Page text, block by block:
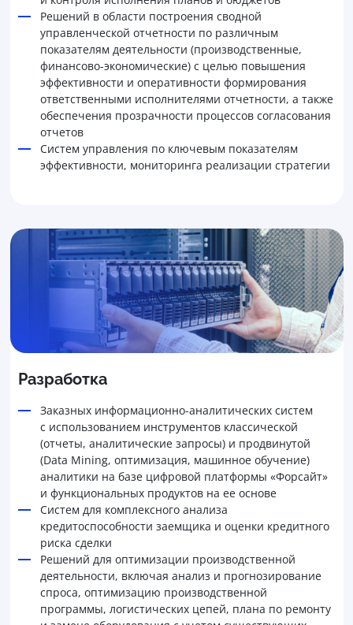
Решений в области построения сводной
управленческой отчетности по различным
показателям деятельности (производственные,
финансово-экономические) с целью повышения
эффективности и оперативности формирования
ответственными исполнителями отчетности, а также
обеспечения прозрачности процессов согласования
отчетов
Систем управления по ключевым показателям
эффективности, мониторинга реализации стратегии
Разработка
Заказных информационно-аналитических систем
с использованием инструментов классической
(отчеты, аналитические запросы) и продвинутой
(Data Mining, оптимизация, машинное обучение)
аналитики на базе цифровой платформы «Форсайт»
и функциональных продуктов на ее основе
Систем для комплексного анализа
кредитоспособности заемщика и оценки кредитного
риска сделки
Решений для оптимизации производственной
деятельности, включая анализ и прогнозирование
спроса, оптимизацию производственной
программы, логистических цепей, плана по ремонту